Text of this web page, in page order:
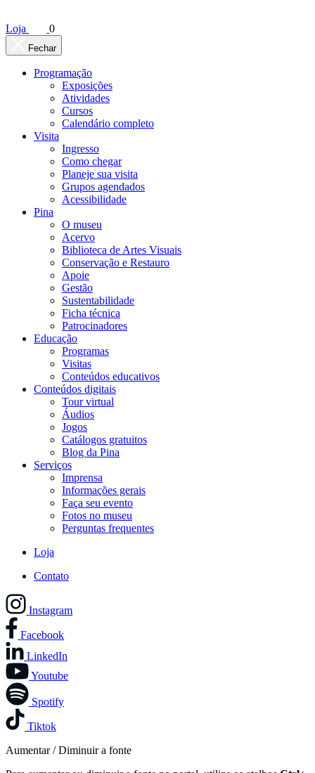
Loja 0
Fechar
Programação
Exposições
Atividades
Cursos
Calendário completo
Visita
Ingresso
Como chegar
Planeje sua visita
Grupos agendados
Acessibilidade
Pina
O museu
Acervo
Biblioteca de Artes Visuais
Conservação e Restauro
Apoie
Gestão
Sustentabilidade
Ficha técnica
Patrocinadores
Educação
Programas
Visitas
Conteúdos educativos​
Conteúdos digitais
Tour virtual
Áudios
Jogos
Catálogos gratuitos
Blog da Pina
Serviços
Imprensa
Informações gerais
Faça seu evento
Fotos no museu
Perguntas frequentes
Loja
Contato
Instagram
Facebook
LinkedIn
Youtube
Spotify
Tiktok
Aumentar / Diminuir a fonte